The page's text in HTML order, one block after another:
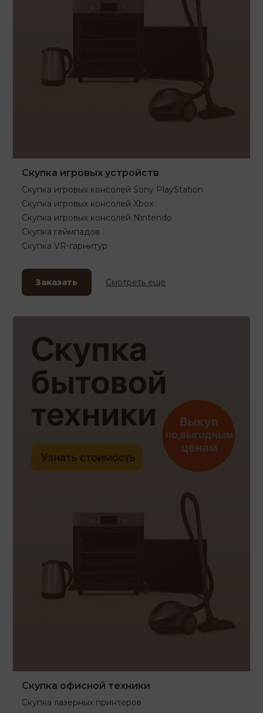
Скупка игровых устройств
Скупка игровых консолей Sony PlayStation
Скупка игровых консолей Xbox
Скупка игровых консолей Nintendo
Скупка геймпадов
Скупка VR-гарнитур
Заказать Смотреть еще
Скупка офисной техники
Скупка лазерных принтеров